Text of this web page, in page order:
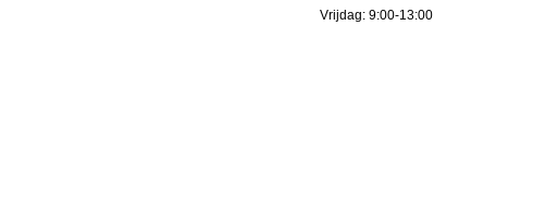
Vrijdag: 9:00-13:00